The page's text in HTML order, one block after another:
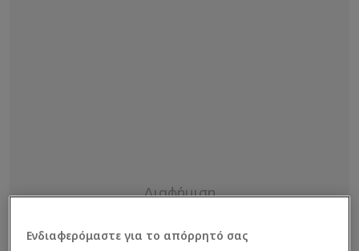
Ενδιαφερόμαστε για το απόρρητό σας